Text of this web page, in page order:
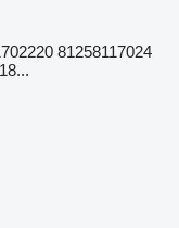
81258117024